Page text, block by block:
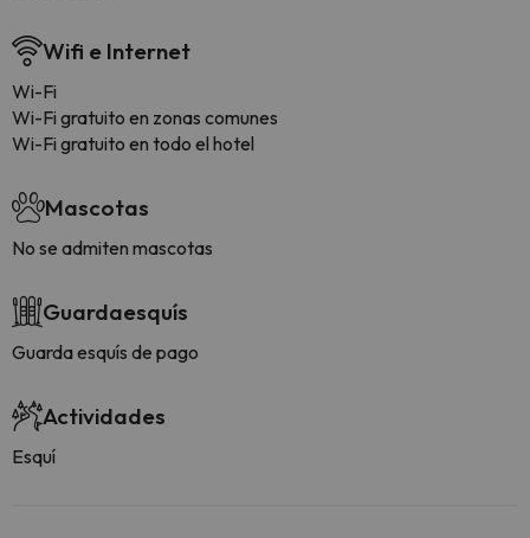
Wifi e Internet
Wi-Fi
Wi-Fi gratuito en zonas comunes
Wi-Fi gratuito en todo el hotel
Mascotas
No se admiten mascotas
Guardaesquís
Guarda esquís de pago
Actividades
Esquí